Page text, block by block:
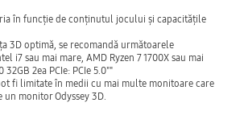
în funcție de conținutul jocului și capacitățile
3D optimă, se recomandă următoarele
i7 sau mai mare, AMD Ryzen 7 1700X sau mai
32GB 2ea PCIe: PCIe 5.0""
fi limitate în medii cu mai multe monitoare care
monitor Odyssey 3D.